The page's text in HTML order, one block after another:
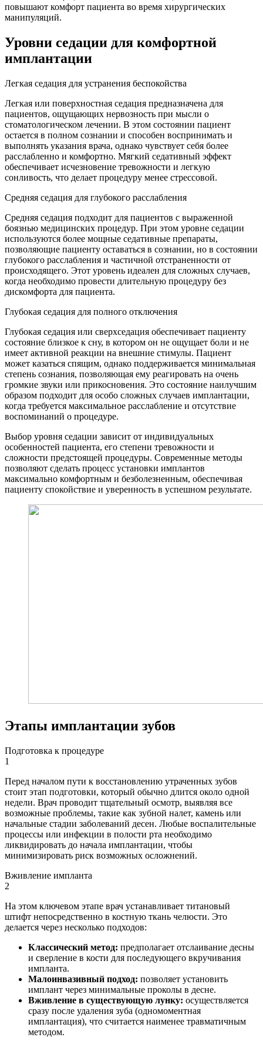
повышают комфорт пациента во время хирургических
манипуляций.
Уровни седации для комфортной
имплантации
Легкая седация для устранения беспокойства
Легкая или поверхностная седация предназначена для
пациентов, ощущающих нервозность при мысли о
стоматологическом лечении. В этом состоянии пациент
остается в полном сознании и способен воспринимать и
выполнять указания врача, однако чувствует себя более
расслабленно и комфортно. Мягкий седативный эффект
обеспечивает исчезновение тревожности и легкую
сонливость, что делает процедуру менее стрессовой.
Средняя седация для глубокого расслабления
Средняя седация подходит для пациентов с выраженной
боязнью медицинских процедур. При этом уровне седации
используются более мощные седативные препараты,
позволяющие пациенту оставаться в сознании, но в состоянии
глубокого расслабления и частичной отстраненности от
происходящего. Этот уровень идеален для сложных случаев,
когда необходимо провести длительную процедуру без
дискомфорта для пациента.
Глубокая седация для полного отключения
Глубокая седация или сверхседация обеспечивает пациенту
состояние близкое к сну, в котором он не ощущает боли и не
имеет активной реакции на внешние стимулы. Пациент
может казаться спящим, однако поддерживается минимальная
степень сознания, позволяющая ему реагировать на очень
громкие звуки или прикосновения. Это состояние наилучшим
образом подходит для особо сложных случаев имплантации,
когда требуется максимальное расслабление и отсутствие
воспоминаний о процедуре.
Выбор уровня седации зависит от индивидуальных
особенностей пациента, его степени тревожности и
сложности предстоящей процедуры. Современные методы
позволяют сделать процесс установки имплантов
максимально комфортным и безболезненным, обеспечивая
пациенту спокойствие и уверенность в успешном результате.
Этапы имплантации зубов
Подготовка к процедуре
1
Перед началом пути к восстановлению утраченных зубов
стоит этап подготовки, который обычно длится около одной
недели. Врач проводит тщательный осмотр, выявляя все
возможные проблемы, такие как зубной налет, камень или
начальные стадии заболеваний десен. Любые воспалительные
процессы или инфекции в полости рта необходимо
ликвидировать до начала имплантации, чтобы
минимизировать риск возможных осложнений.
Вживление импланта
2
На этом ключевом этапе врач устанавливает титановый
штифт непосредственно в костную ткань челюсти. Это
делается через несколько подходов:
Классический метод: предполагает отслаивание десны
и сверление в кости для последующего вкручивания
импланта.
Малоинвазивный подход: позволяет установить
имплант через минимальные проколы в десне.
Вживление в существующую лунку: осуществляется
сразу после удаления зуба (одномоментная
имплантация), что считается наименее травматичным
методом.